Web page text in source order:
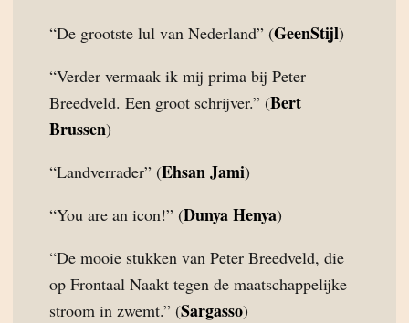
“De grootste lul van Nederland” (GeenStijl)
“Verder vermaak ik mij prima bij Peter
Breedveld. Een groot schrijver.” (Bert
Brussen)
“Landverrader” (Ehsan Jami)
“You are an icon!” (Dunya Henya)
“De mooie stukken van Peter Breedveld, die
op Frontaal Naakt tegen de maatschappelijke
stroom in zwemt.” (Sargasso)